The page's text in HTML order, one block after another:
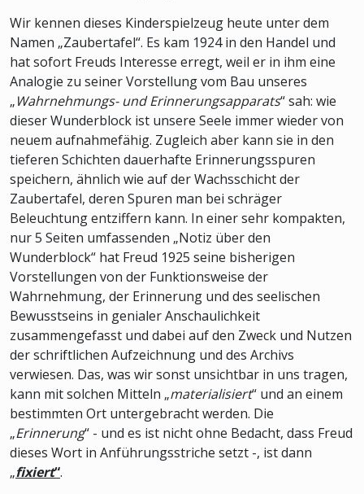
Wir kennen dieses Kinderspielzeug heute unter dem
Namen „Zaubertafel“. Es kam 1924 in den Handel und
hat sofort Freuds Interesse erregt, weil er in ihm eine
Analogie zu seiner Vorstellung vom Bau unseres
„Wahrnehmungs- und Erinnerungsapparats“ sah: wie
dieser Wunderblock ist unsere Seele immer wieder von
neuem aufnahmefähig. Zugleich aber kann sie in den
tieferen Schichten dauerhafte Erinnerungsspuren
speichern, ähnlich wie auf der Wachsschicht der
Zaubertafel, deren Spuren man bei schräger
Beleuchtung entziffern kann. In einer sehr kompakten,
nur 5 Seiten umfassenden „Notiz über den
Wunderblock“ hat Freud 1925 seine bisherigen
Vorstellungen von der Funktionsweise der
Wahrnehmung, der Erinnerung und des seelischen
Bewusstseins in genialer Anschaulichkeit
zusammengefasst und dabei auf den Zweck und Nutzen
der schriftlichen Aufzeichnung und des Archivs
verwiesen. Das, was wir sonst unsichtbar in uns tragen,
kann mit solchen Mitteln „materialisiert“ und an einem
bestimmten Ort untergebracht werden. Die
„Erinnerung“ - und es ist nicht ohne Bedacht, dass Freud
dieses Wort in Anführungsstriche setzt -, ist dann
„fixiert“.